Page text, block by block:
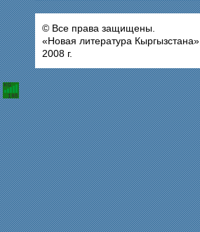
© Все права защищены.
«Новая литература Кыргызстана»,
2008 г.